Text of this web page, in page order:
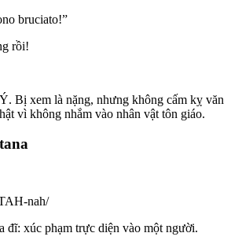
bruciato!”
rồi!
Bị xem là nặng, nhưng không cấm kỵ văn
vì không nhắm vào nhân vật tôn giáo.
nah/
đĩ: xúc phạm trực diện vào một người.